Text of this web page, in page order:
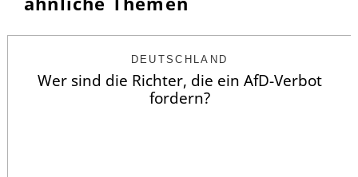
DEUTSCHLAND
Wer sind die Richter, die ein AfD-Verbot
fordern?